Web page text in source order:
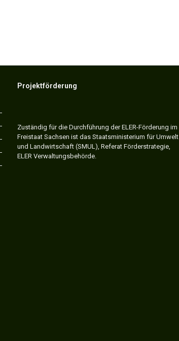
Projektförderung
Zuständig für die Durchführung der ELER-Förderung im
Freistaat Sachsen ist das Staatsministerium für Umwelt
und Landwirtschaft (SMUL), Referat Förderstrategie,
ELER Verwaltungsbehörde.